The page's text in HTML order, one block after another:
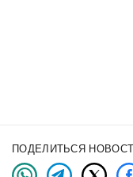
ПОДЕЛИТЬСЯ